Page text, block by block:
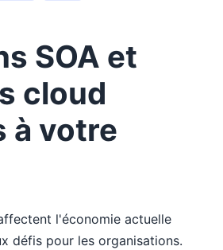
SOA et
cloud
à votre
l'économie actuelle
défis pour les organisations.